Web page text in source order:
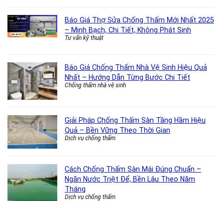
Báo Giá Thợ Sửa Chống Thấm Mới Nhất 2025
– Minh Bạch, Chi Tiết, Không Phát Sinh
Tư vấn kỹ thuật
Báo Giá Chống Thấm Nhà Vệ Sinh Hiệu Quả
Nhất – Hướng Dẫn Từng Bước Chi Tiết
Chống thấm nhà vệ sinh
Giải Pháp Chống Thấm Sàn Tầng Hầm Hiệu
Quả – Bền Vững Theo Thời Gian
Dịch vụ chống thấm
Cách Chống Thấm Sàn Mái Đúng Chuẩn –
Ngăn Nước Triệt Để, Bền Lâu Theo Năm
Tháng
Dịch vụ chống thấm